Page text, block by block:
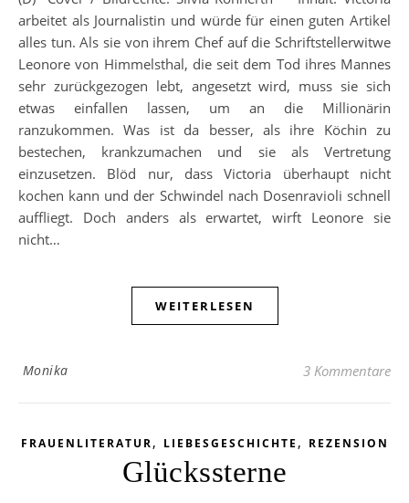
arbeitet als Journalistin und würde für einen guten Artikel
alles tun. Als sie von ihrem Chef auf die Schriftstellerwitwe
Leonore von Himmelsthal, die seit dem Tod ihres Mannes
sehr zurückgezogen lebt, angesetzt wird, muss sie sich
etwas einfallen lassen, um an die Millionärin
ranzukommen. Was ist da besser, als ihre Köchin zu
bestechen, krankzumachen und sie als Vertretung
einzusetzen. Blöd nur, dass Victoria überhaupt nicht
kochen kann und der Schwindel nach Dosenravioli schnell
auffliegt. Doch anders als erwartet, wirft Leonore sie
nicht…
WEITERLESEN
Monika 3 Kommentare
FRAUENLITERATUR, LIEBESGESCHICHTE , REZENSION
Glückssterne